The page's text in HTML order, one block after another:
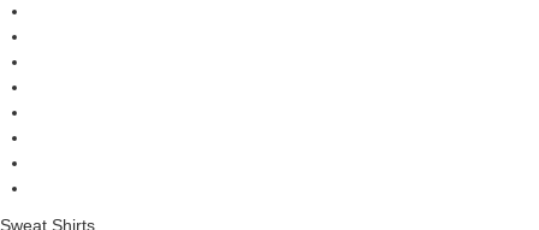
Sweat Shirts